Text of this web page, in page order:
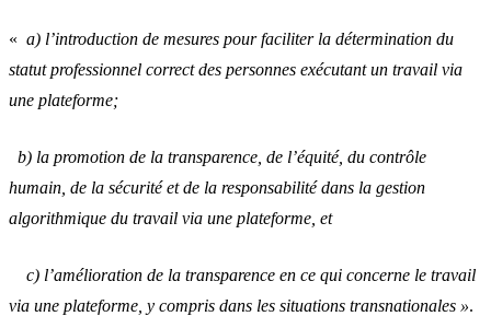
« a) l’introduction de mesures pour faciliter la détermination du
statut professionnel correct des personnes exécutant un travail via
une plateforme;
b) la promotion de la transparence, de l’équité, du contrôle
humain, de la sécurité et de la responsabilité dans la gestion
algorithmique du travail via une plateforme, et
c) l’amélioration de la transparence en ce qui concerne le travail
via une plateforme, y compris dans les situations transnationales ».